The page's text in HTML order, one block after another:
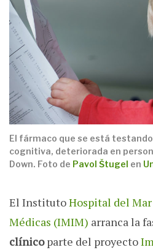
El fármaco que se está
cognitiva, deteriorada en
Down. Foto de Pavol Štugel en
El InstitutoHospital del
Médicas (IMIM) arranca la
clínicoparte del proyecto